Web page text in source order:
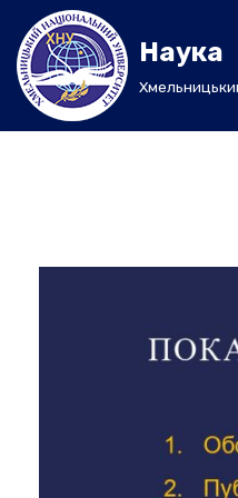
Перейти
до
вмісту
Наука